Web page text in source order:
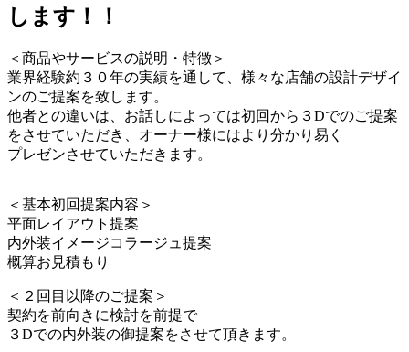
します！！
＜商品やサービスの説明・特徴＞
業界経験約３０年の実績を通して、様々な店舗の設計デザイ
ンのご提案を致します。
他者との違いは、お話しによっては初回から３Dでのご提案
をさせていただき、オーナー様にはより分かり易く
プレゼンさせていただきます。
＜基本初回提案内容＞
平面レイアウト提案
内外装イメージコラージュ提案
概算お見積もり
＜２回目以降のご提案＞
契約を前向きに検討を前提で
３Dでの内外装の御提案をさせて頂きます。